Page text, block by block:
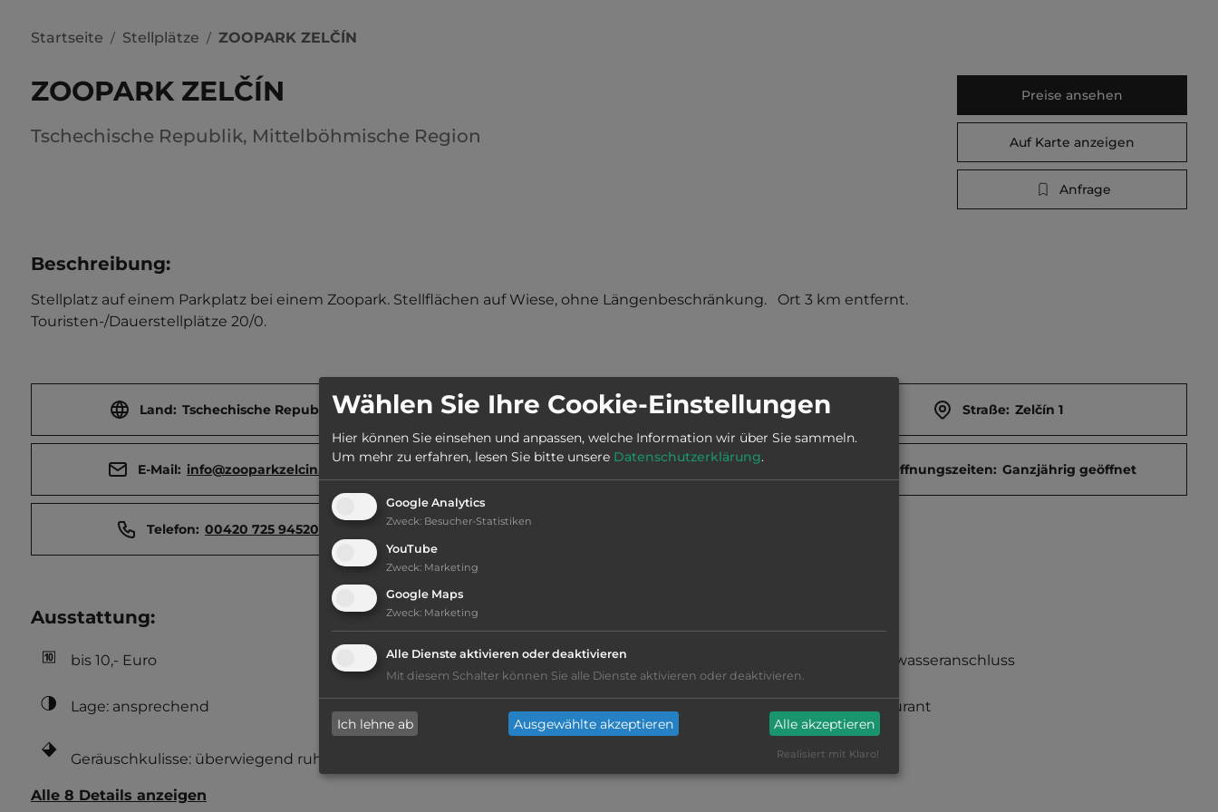
Startseite / Stellplätze / ZOOPARK ZELČÍN
ZOOPARK ZELČÍN
Tschechische Republik, Mittelböhmische Region
Preise ansehen
Auf Karte anzeigen
Anfrage
Beschreibung:
Stellplatz auf einem Parkplatz bei einem Zoopark. Stellflächen auf Wiese, ohne Längenbeschränkung.   Ort 3 km entfernt.
Touristen-/Dauerstellplätze 20/0.
Land: Tschechische Republik Stadt: 27601 Hořín Straße: Zelčín 1
E-Mail: info@zooparkzelcin.cz Öffnungszeiten: Ganzjährig geöffnet
Telefon: 00420 725 945206
Ausstattung:
bis 10,- Euro
Lage: ansprechend
Geräuschkulisse: überwiegend ruhig
Grasgelände, Wiese Frischwasseranschluss
Restaurant
Alle 8 Details anzeigen
Wählen Sie Ihre Cookie-Einstellungen
Hier können Sie einsehen und anpassen, welche Information wir über Sie sammeln.
Um mehr zu erfahren, lesen Sie bitte unsere Datenschutzerklärung.
Google Analytics
Zweck: Besucher-Statistiken
YouTube
Zweck: Marketing
Google Maps
Zweck: Marketing
Alle Dienste aktivieren oder deaktivieren
Mit diesem Schalter können Sie alle Dienste aktivieren oder deaktivieren.
Ich lehne ab Ausgewählte akzeptieren Alle akzeptieren
Realisiert mit Klaro!